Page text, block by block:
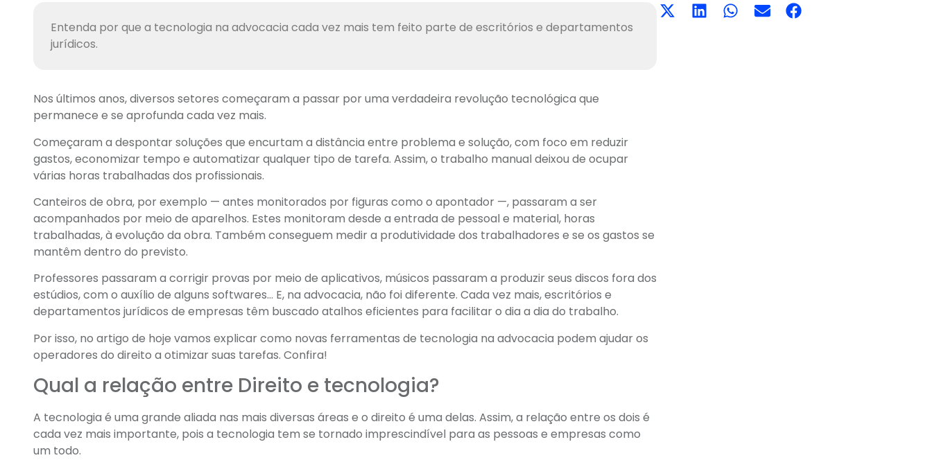
Entenda por que a tecnologia na advocacia cada vez mais tem feito parte de escritórios e departamentos
jurídicos.
Nos últimos anos, diversos setores começaram a passar por uma verdadeira revolução tecnológica que
permanece e se aprofunda cada vez mais.
Começaram a despontar soluções que encurtam a distância entre problema e solução, com foco em reduzir
gastos, economizar tempo e automatizar qualquer tipo de tarefa. Assim, o trabalho manual deixou de ocupar
várias horas trabalhadas dos profissionais.
Canteiros de obra, por exemplo — antes monitorados por figuras como o apontador —, passaram a ser
acompanhados por meio de aparelhos. Estes monitoram desde a entrada de pessoal e material, horas
trabalhadas, à evolução da obra. Também conseguem medir a produtividade dos trabalhadores e se os gastos se
mantêm dentro do previsto.
Professores passaram a corrigir provas por meio de aplicativos, músicos passaram a produzir seus discos fora dos
estúdios, com o auxílio de alguns softwares… E, na advocacia, não foi diferente. Cada vez mais, escritórios e
departamentos jurídicos de empresas têm buscado atalhos eficientes para facilitar o dia a dia do trabalho.
Por isso, no artigo de hoje vamos explicar como novas ferramentas de tecnologia na advocacia podem ajudar os
operadores do direito a otimizar suas tarefas. Confira!
Qual a relação entre Direito e tecnologia?
A tecnologia é uma grande aliada nas mais diversas áreas e o direito é uma delas. Assim, a relação entre os dois é
cada vez mais importante, pois a tecnologia tem se tornado imprescindível para as pessoas e empresas como
um todo.